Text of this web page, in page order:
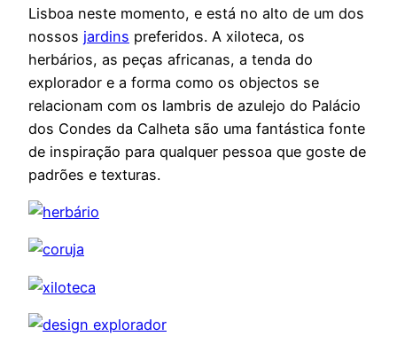
Lisboa neste momento, e está no alto de um dos
nossos jardins preferidos. A xiloteca, os
herbários, as peças africanas, a tenda do
explorador e a forma como os objectos se
relacionam com os lambris de azulejo do Palácio
dos Condes da Calheta são uma fantástica fonte
de inspiração para qualquer pessoa que goste de
padrões e texturas.